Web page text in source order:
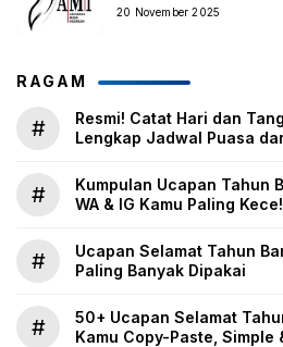
20 November 2025
RAGAM
#
Resmi! Catat Hari dan
Lengkap Jadwal Puasa
#
Kumpulan Ucapan Tahun
WA & IG Kamu Paling Kece!
#
Ucapan Selamat Tahun
Paling Banyak Dipakai
#
50+ Ucapan Selamat
Kamu Copy-Paste, Simple